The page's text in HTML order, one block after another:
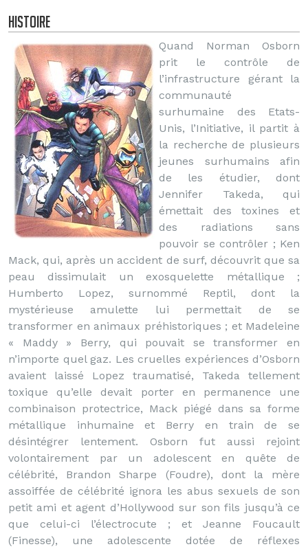
Histoire
Quand Norman Osborn
prit le contrôle de
l’infrastructure gérant la
communauté
surhumaine des Etats-
Unis, l’Initiative, il partit à
la recherche de plusieurs
jeunes surhumains afin
de les étudier, dont
Jennifer Takeda, qui
émettait des toxines et
des radiations sans
pouvoir se contrôler ; Ken
Mack, qui, après un accident de surf, découvrit que sa
peau dissimulait un exosquelette métallique ;
Humberto Lopez, surnommé Reptil, dont la
mystérieuse amulette lui permettait de se
transformer en animaux préhistoriques ; et Madeleine
« Maddy » Berry, qui pouvait se transformer en
n’importe quel gaz. Les cruelles expériences d’Osborn
avaient laissé Lopez traumatisé, Takeda tellement
toxique qu’elle devait porter en permanence une
combinaison protectrice, Mack piégé dans sa forme
métallique inhumaine et Berry en train de se
désintégrer lentement. Osborn fut aussi rejoint
volontairement par un adolescent en quête de
célébrité, Brandon Sharpe (Foudre), dont la mère
assoiffée de célébrité ignora les abus sexuels de son
petit ami et agent d’Hollywood sur son fils jusqu’à ce
que celui-ci l’électrocute ; et Jeanne Foucault
(Finesse), une adolescente dotée de réflexes